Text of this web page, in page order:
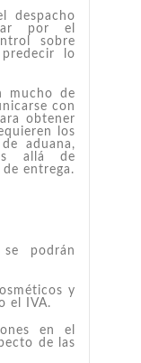
despacho
por el
sobre
lo
mucho de
con
obtener
los
aduana,
allá de
entrega.
podrán
y
el IVA.
en el
de las